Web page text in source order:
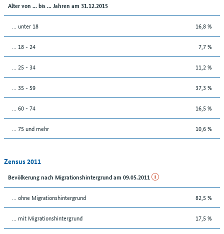
Alter von ... bis ... Jahren am 31.12.2015
... unter 18 16,8 %
... 18 - 24 7,7 %
... 25 - 34 11,2 %
... 35 - 59 37,3 %
... 60 - 74 16,5 %
... 75 und mehr 10,6 %
Zensus 2011
Bevölkerung nach Migrationshintergrund am 09.05.2011
... ohne Migrationshintergrund 82,5 %
... mit Migrationshintergrund 17,5 %